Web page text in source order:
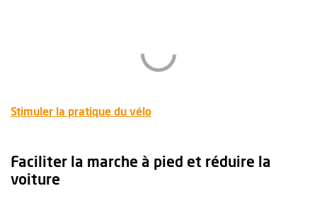
Stimuler la pratique du vélo, Ouvre une nouvelle fenêtre
Faciliter la marche à pied et réduire la
voiture